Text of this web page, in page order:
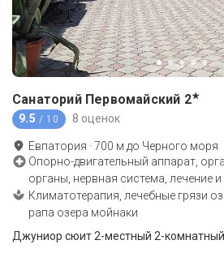
Санаторий Первомайский 2★
9.5 / 10 8 оценок
Евпатория ·700 м до Черного моря
Опорно-двигательный аппарат,
органы, нервная система, лечение
Климатотерапия, лечебные грязи
рапа озера мойнаки